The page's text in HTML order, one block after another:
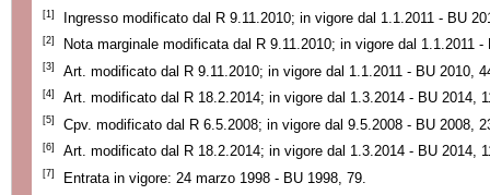
[1] Ingresso modificato dal R 9.11.2010; in vigore dal 1.1.2011 - BU
[2] Nota marginale modificata dal R 9.11.2010; in vigore dal 1.1.2011 -
[3] Art. modificato dal R 9.11.2010; in vigore dal 1.1.2011 - BU 2010,
[4] Art. modificato dal R 18.2.2014; in vigore dal 1.3.2014 - BU 2014,
[5] Cpv. modificato dal R 6.5.2008; in vigore dal 9.5.2008 - BU 2008,
[6] Art. modificato dal R 18.2.2014; in vigore dal 1.3.2014 - BU 2014,
[7] Entrata in vigore: 24 marzo 1998 - BU 1998, 79.